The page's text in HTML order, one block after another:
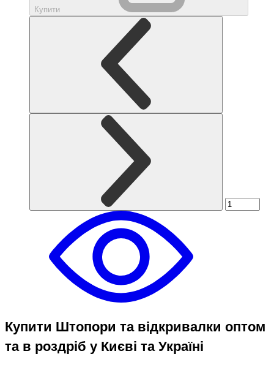
Купити
Купити Штопори та відкривалки оптом
та в роздріб у Києві та Україні